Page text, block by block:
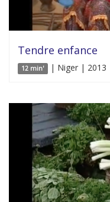
Tendre enfance
12 min' | Niger | 2013